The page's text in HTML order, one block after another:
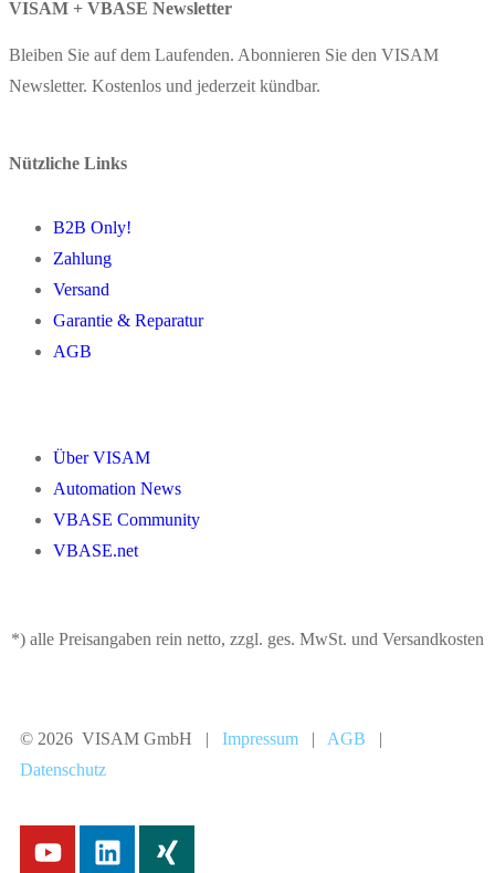
VISAM + VBASE Newsletter
Bleiben Sie auf dem Laufenden. Abonnieren Sie den VISAM
Newsletter. Kostenlos und jederzeit kündbar.
Nützliche Links
B2B Only!
Zahlung
Versand
Garantie & Reparatur
AGB
Über VISAM
Automation News
VBASE Community
VBASE.net
*) alle Preisangaben rein netto, zzgl. ges. MwSt. und Versandkosten
© 2026 VISAM GmbH | Impressum | AGB |
Datenschutz